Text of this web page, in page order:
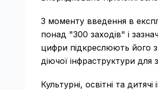
З моменту введення в
понад "300 заходів" і
цифри підкреслюють його
діючої інфраструктури для
Культурні, освітні та дитячі